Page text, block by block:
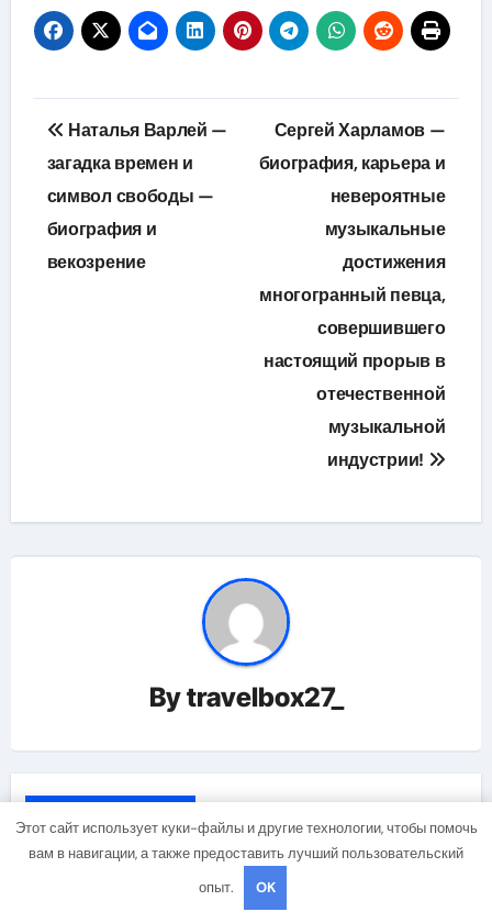
Навигация
по
записям
Наталья Варлей —
загадка времен и
символ свободы —
биография и
векозрение
Сергей Харламов —
биография, карьера и
невероятные
музыкальные
достижения
многогранный певца,
совершившего
настоящий прорыв в
отечественной
музыкальной
индустрии!
Bytravelbox27_
Related Post
Этот сайт использует куки-файлы и другие технологии, чтобы помочь
вам в навигации, а также предоставить лучший пользовательский
опыт.
OK